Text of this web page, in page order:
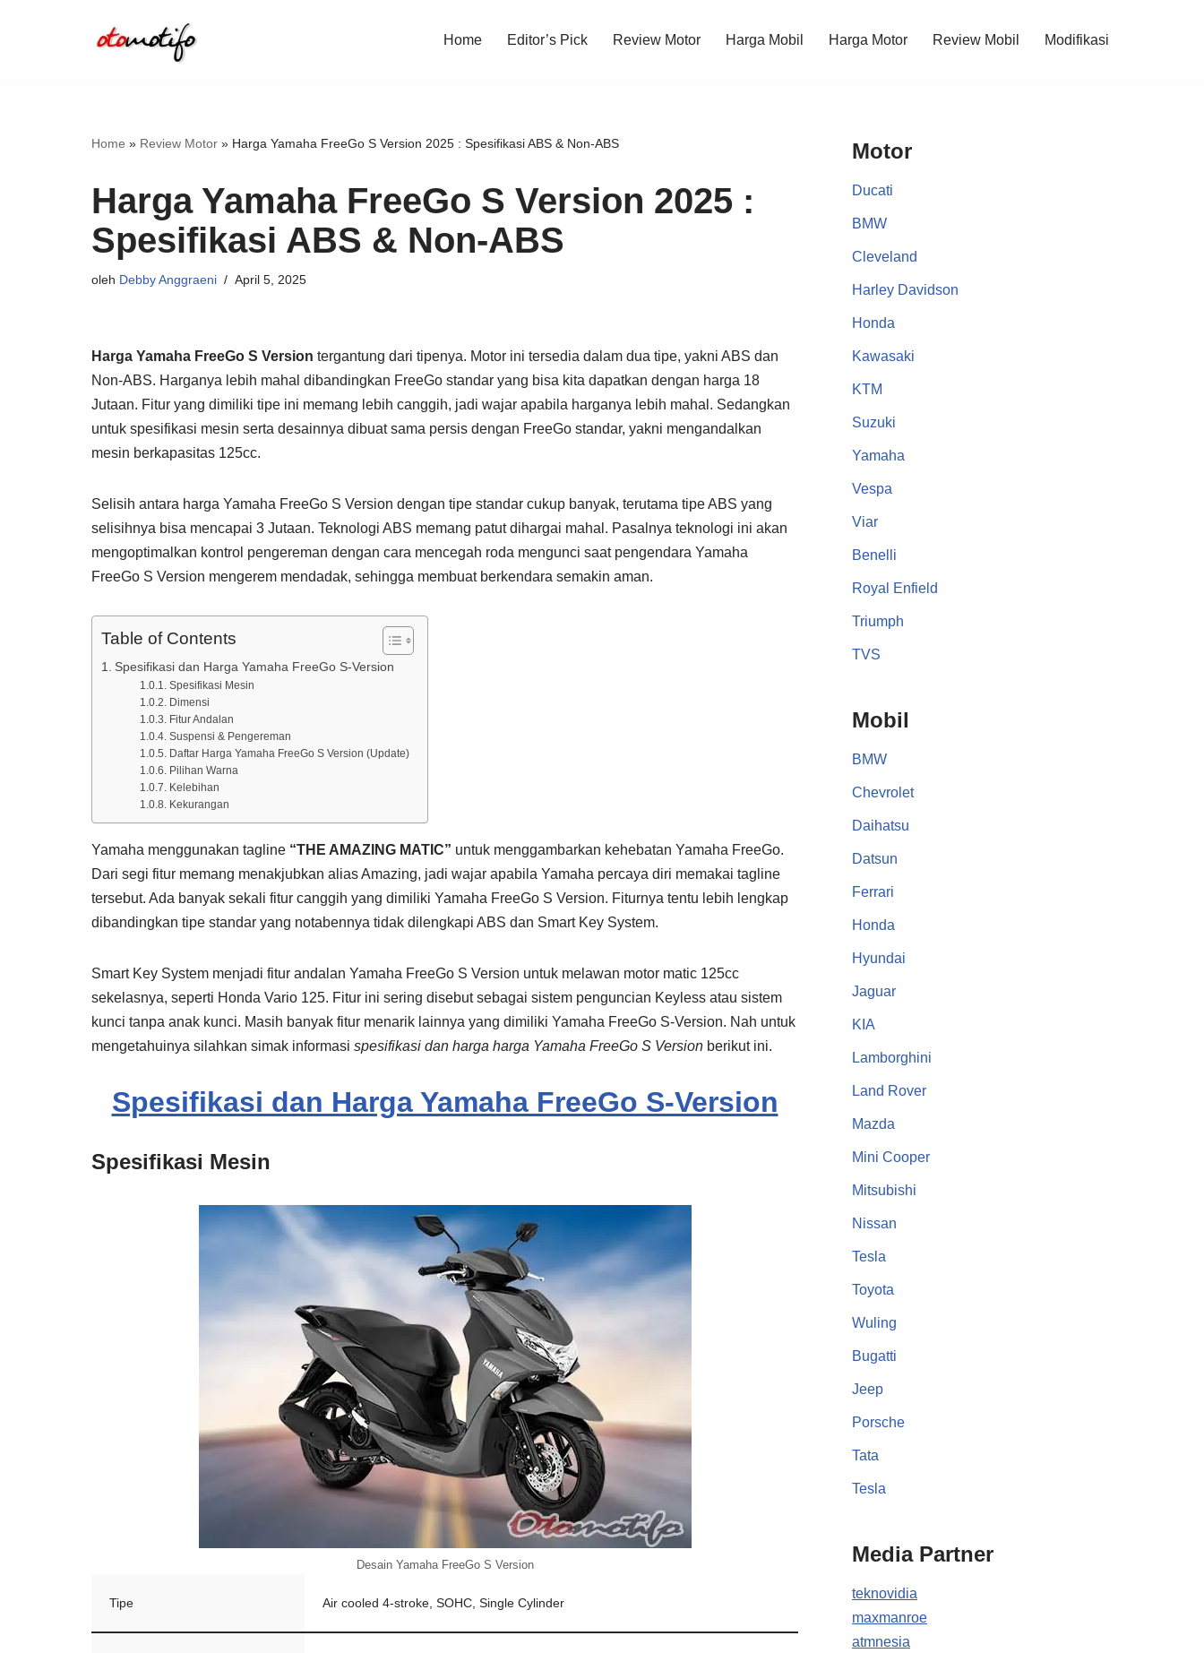
Home Editor’s Pick Review Motor Harga Mobil Harga Motor Review Mobil Modifikasi
Home » Review Motor » Harga Yamaha FreeGo S Version 2025 : Spesifikasi ABS & Non-ABS
Harga Yamaha FreeGo S Version 2025 :
Spesifikasi ABS & Non-ABS
oleh Debby Anggraeni April 5, 2025
Harga Yamaha FreeGo S Version tergantung dari tipenya. Motor ini tersedia dalam dua tipe, yakni ABS dan
Non-ABS. Harganya lebih mahal dibandingkan FreeGo standar yang bisa kita dapatkan dengan harga 18
Jutaan. Fitur yang dimiliki tipe ini memang lebih canggih, jadi wajar apabila harganya lebih mahal. Sedangkan
untuk spesifikasi mesin serta desainnya dibuat sama persis dengan FreeGo standar, yakni mengandalkan
mesin berkapasitas 125cc.
Selisih antara harga Yamaha FreeGo S Version dengan tipe standar cukup banyak, terutama tipe ABS yang
selisihnya bisa mencapai 3 Jutaan. Teknologi ABS memang patut dihargai mahal. Pasalnya teknologi ini akan
mengoptimalkan kontrol pengereman dengan cara mencegah roda mengunci saat pengendara Yamaha
FreeGo S Version mengerem mendadak, sehingga membuat berkendara semakin aman.
Table of Contents
Spesifikasi dan Harga Yamaha FreeGo S-Version
Spesifikasi Mesin
Dimensi
Fitur Andalan
Suspensi & Pengereman
Daftar Harga Yamaha FreeGo S Version (Update)
Pilihan Warna
Kelebihan
Kekurangan
Yamaha menggunakan tagline “THE AMAZING MATIC” untuk menggambarkan kehebatan Yamaha FreeGo.
Dari segi fitur memang menakjubkan alias Amazing, jadi wajar apabila Yamaha percaya diri memakai tagline
tersebut. Ada banyak sekali fitur canggih yang dimiliki Yamaha FreeGo S Version. Fiturnya tentu lebih lengkap
dibandingkan tipe standar yang notabennya tidak dilengkapi ABS dan Smart Key System.
Smart Key System menjadi fitur andalan Yamaha FreeGo S Version untuk melawan motor matic 125cc
sekelasnya, seperti Honda Vario 125. Fitur ini sering disebut sebagai sistem penguncian Keyless atau sistem
kunci tanpa anak kunci. Masih banyak fitur menarik lainnya yang dimiliki Yamaha FreeGo S-Version. Nah untuk
mengetahuinya silahkan simak informasi spesifikasi dan harga harga Yamaha FreeGo S Version berikut ini.
Spesifikasi dan Harga Yamaha FreeGo S-Version
Spesifikasi Mesin
Desain Yamaha FreeGo S Version
Tipe Air cooled 4-stroke, SOHC, Single Cylinder
Motor
Ducati
BMW
Cleveland
Harley Davidson
Honda
Kawasaki
KTM
Suzuki
Yamaha
Vespa
Viar
Benelli
Royal Enfield
Triumph
TVS
Mobil
BMW
Chevrolet
Daihatsu
Datsun
Ferrari
Honda
Hyundai
Jaguar
KIA
Lamborghini
Land Rover
Mazda
Mini Cooper
Mitsubishi
Nissan
Tesla
Toyota
Wuling
Bugatti
Jeep
Porsche
Tata
Tesla
Media Partner
teknovidia
maxmanroe
atmnesia